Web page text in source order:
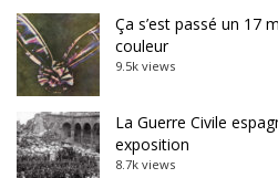
Ça s’est passé un 17
couleur
9.5k views
La Guerre Civile
exposition
8.7k views